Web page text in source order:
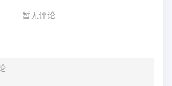
暂无评论